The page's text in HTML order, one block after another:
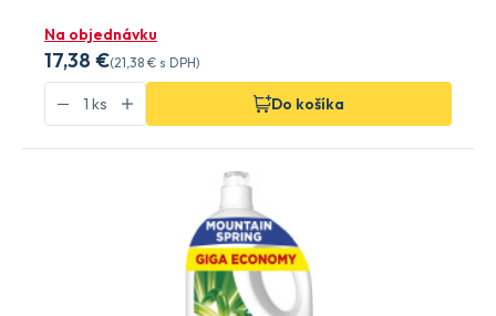
Na objednávku
17,38 €(21,38 € s DPH)
Do košíka